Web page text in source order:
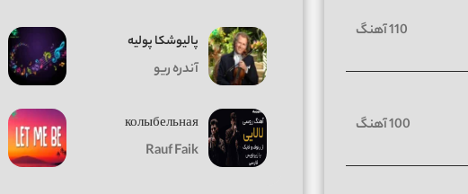
پالیوشکا پولیه
آندره ریو
колыбельная
Rauf Faik
110 آهنگ
100 آهنگ